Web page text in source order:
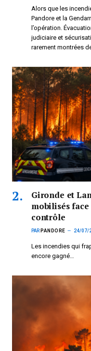
Alors que les
Pandore et la
l’opération.
judiciaire et
rarement montrées
Gironde et
mobilisés
contrôle
PAR PANDORE 24/07/
Les incendies qui
encore gagné…